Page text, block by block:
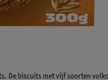
De biscuits met vijf soorten